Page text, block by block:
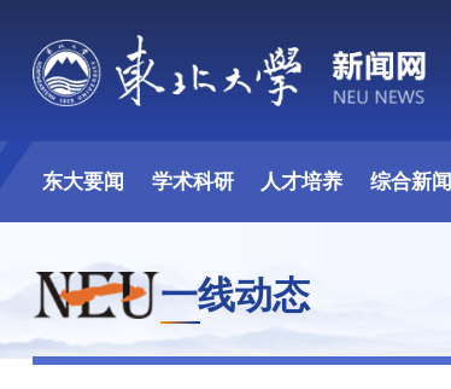
东大要闻 学术科研 人才培养 综合新闻
一线动态